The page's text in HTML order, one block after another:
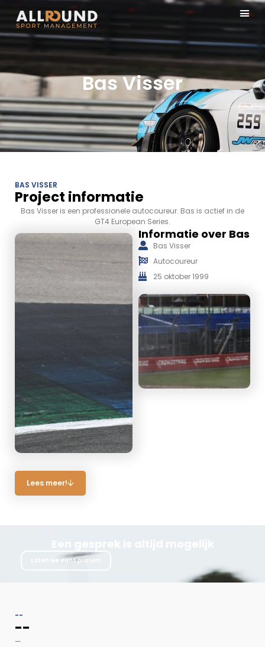
Bas Visser
BAS VISSER
Project informatie
Bas Visser is een professionele autocoureur. Bas is actief in de
GT4 European Series.
Informatie over Bas
Bas Visser
Autocoureur
25 oktober 1999
Lees meer!
Laten we eens praten!
--
--
—